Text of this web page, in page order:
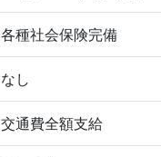
各種社会保険完備
なし
交通費全額支給